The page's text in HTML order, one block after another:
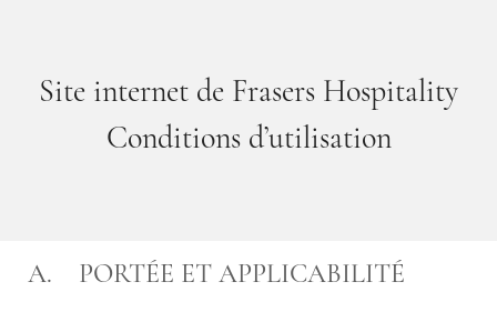
Site internet de Frasers Hospitality
Conditions d’utilisation
A. PORTÉE ET APPLICABILITÉ